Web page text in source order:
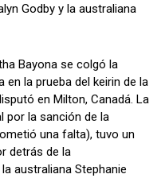
Godby y la australiana
Bayona se colgó la
la prueba del keirin de la
en Milton, Canadá. La
por la sanción de la
una falta), tuvo un
detrás de la
australiana Stephanie